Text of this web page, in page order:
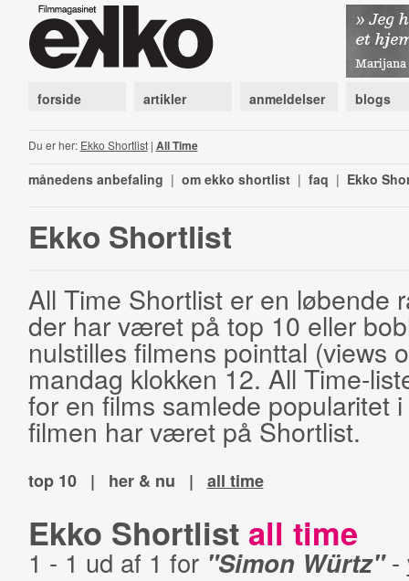
forside artikler anmeldelser blogs
Du er her: Ekko Shortlist| All Time
månedens anbefaling | om ekko shortlist | faq | Ekko
Ekko Shortlist
All Time Shortlist er en løbende
der har været på top 10 eller
nulstilles filmens pointtal (views
mandag klokken 12. All Time-
for en films samlede popularitet
filmen har været på Shortlist.
top 10 | her & nu | all time
Ekko Shortlist all time
1 - 1 ud af 1 for "Simon Würtz"-